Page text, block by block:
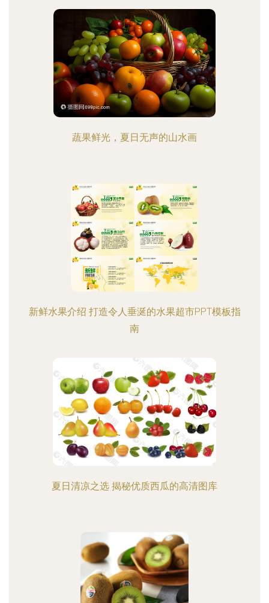
蔬果鲜光，夏日无声的山水画
新鲜水果介绍 打造令人垂涎的水果超市PPT模板指
南
夏日清凉之选 揭秘优质西瓜的高清图库